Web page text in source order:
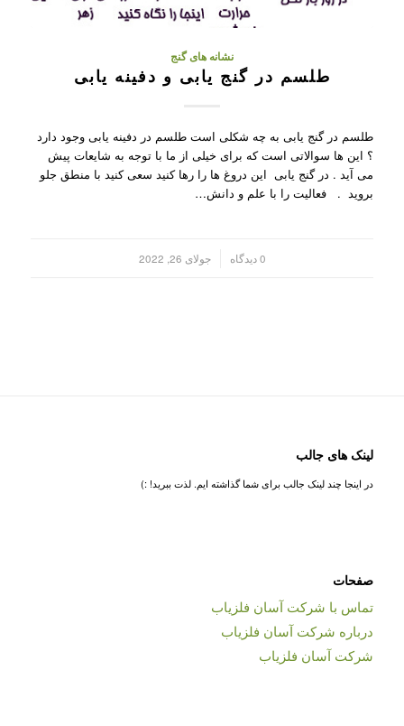
نشانه های گنج
طلسم در گنج یابی و دفینه یابی
طلسم در گنج یابی به چه شکلی است طلسم در دفینه یابی وجود دارد
؟ این ها سوالاتی است که برای خیلی از ما با توجه به شایعات پیش
می آید . در گنج یابی این دروغ ها را رها کنید سعی کنید با منطق جلو
بروید . فعالیت را با علم و دانش…
0 دیدگاه جولای 26, 2022
لینک های جالب
در اینجا چند لینک جالب برای شما گذاشته ایم. لذت ببرید! :)
صفحات
تماس با شرکت آسان فلزیاب
درباره شرکت آسان فلزیاب
شرکت آسان فلزیاب